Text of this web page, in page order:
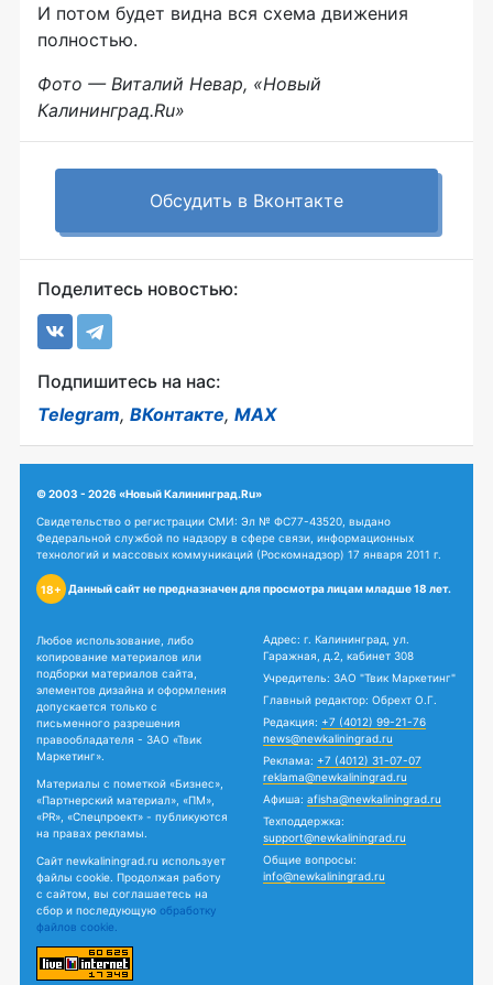
И потом будет видна вся схема движения
полностью.
Фото — Виталий Невар, «Новый
Калининград.Ru»
Обсудить в Вконтакте
Поделитесь новостью:
Подпишитесь на нас:
Telegram, ВКонтакте, MAX
© 2003 - 2026 «Новый Калининград.Ru»
Свидетельство о регистрации СМИ: Эл № ФС77-43520, выдано
Федеральной службой по надзору в сфере связи, информационных
технологий и массовых коммуникаций (Роскомнадзор) 17 января 2011 г.
18+ Данный сайт не предназначен для просмотра лицам младше 18 лет.
Любое использование, либо
копирование материалов или
подборки материалов сайта,
элементов дизайна и оформления
допускается только с
письменного разрешения
правообладателя - ЗАО «Твик
Маркетинг».
Материалы с пометкой «Бизнес»,
«Партнерский материал», «ПМ»,
«PR», «Спецпроект» - публикуются
на правах рекламы.
Сайт newkaliningrad.ru использует
файлы cookie. Продолжая работу
с сайтом, вы соглашаетесь на
сбор и последующую обработку
файлов cookie.
Адрес: г. Калининград, ул.
Гаражная, д.2, кабинет 308
Учредитель: ЗАО "Твик Маркетинг"
Главный редактор: Обрехт О.Г.
Редакция: +7 (4012) 99-21-76
news@newkaliningrad.ru
Реклама: +7 (4012) 31-07-07
reklama@newkaliningrad.ru
Афиша: afisha@newkaliningrad.ru
Техподдержка:
support@newkaliningrad.ru
Общие вопросы:
info@newkaliningrad.ru